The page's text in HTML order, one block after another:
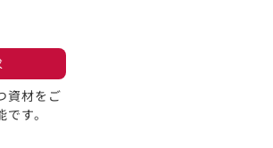
資材をご
す。